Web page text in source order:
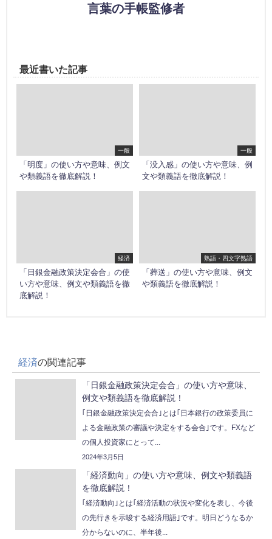
言葉の手帳監修者
最近書いた記事
一般
「明度」の使い方や意味、例文
や類義語を徹底解説！
一般
「没入感」の使い方や意味、例
文や類義語を徹底解説！
経済
「日銀金融政策決定会合」の使
い方や意味、例文や類義語を徹
底解説！
熟語・四文字熟語
「葬送」の使い方や意味、例文
や類義語を徹底解説！
経済の関連記事
「日銀金融政策決定会合」の使い方や意味、
例文や類義語を徹底解説！
｢日銀金融政策決定会合｣とは｢日本銀行の政策委員に
よる金融政策の審議や決定をする会合｣です。FXなど
の個人投資家にとって...
2024年3月5日
「経済動向」の使い方や意味、例文や類義語
を徹底解説！
｢経済動向｣とは｢経済活動の状況や変化を表し、今後
の先行きを示唆する経済用語｣です。明日どうなるか
分からないのに、半年後...